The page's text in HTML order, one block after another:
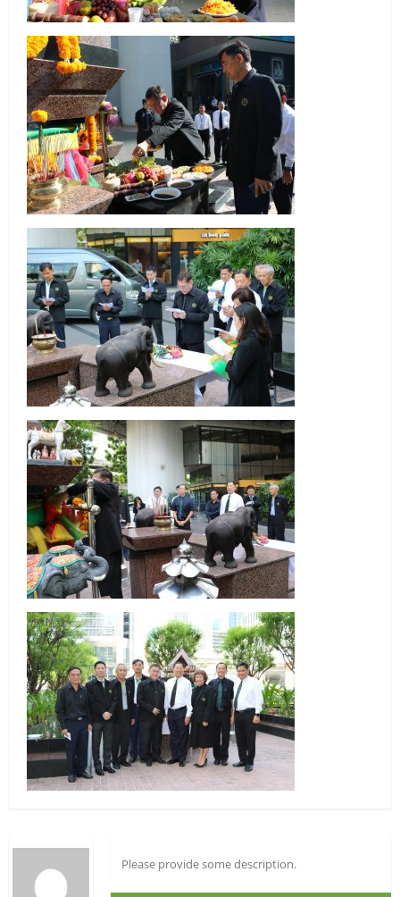
Please provide some description.